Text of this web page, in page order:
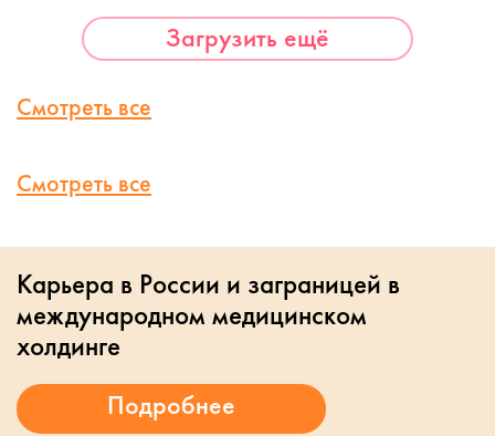
Загрузить ещё
Смотреть все
Смотреть все
Карьера в России и заграницей в
международном медицинском
холдинге